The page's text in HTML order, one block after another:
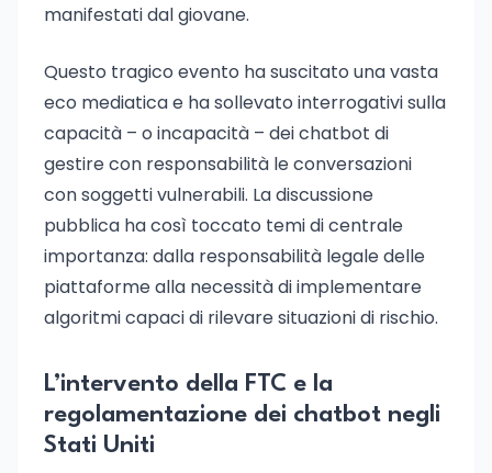
manifestati dal giovane.
Questo tragico evento ha suscitato una vasta
eco mediatica e ha sollevato interrogativi sulla
capacità – o incapacità – dei chatbot di
gestire con responsabilità le conversazioni
con soggetti vulnerabili. La discussione
pubblica ha così toccato temi di centrale
importanza: dalla responsabilità legale delle
piattaforme alla necessità di implementare
algoritmi capaci di rilevare situazioni di rischio.
L’intervento della FTC e la
regolamentazione dei chatbot negli
Stati Uniti